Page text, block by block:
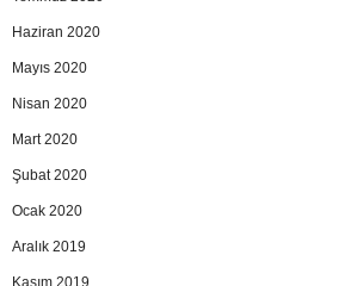
Haziran 2020
Mayıs 2020
Nisan 2020
Mart 2020
Şubat 2020
Ocak 2020
Aralık 2019
Kasım 2019